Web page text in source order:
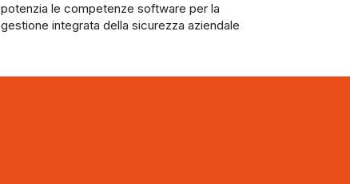
potenzia le competenze software per la
gestione integrata della sicurezza aziendale